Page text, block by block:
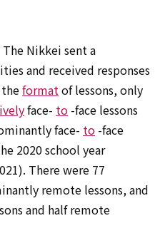
Nikkei sent a
and received responses
formatof lessons, only
face- to -face lessons
face- to -face
2020 school year
There were 77
remote lessons, and
and half remote